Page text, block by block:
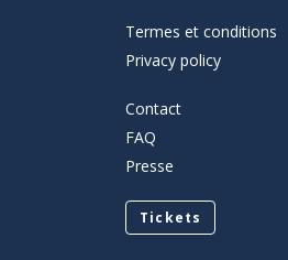
Termes et conditions
Privacy policy
Contact
FAQ
Presse
Tickets